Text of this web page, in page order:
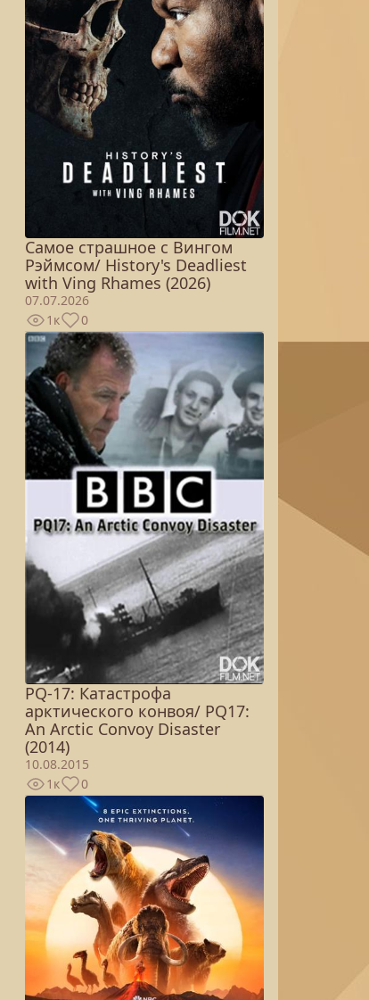
Самое страшное с Вингом
Рэймсом/ History's Deadliest
with Ving Rhames (2026)
07.07.2026
1к
0
PQ-17: Катастрофа
арктического конвоя/ PQ17:
An Arctic Convoy Disaster
(2014)
10.08.2015
1к
0